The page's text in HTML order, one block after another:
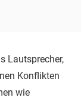
Lautsprecher,
Konflikten
wie